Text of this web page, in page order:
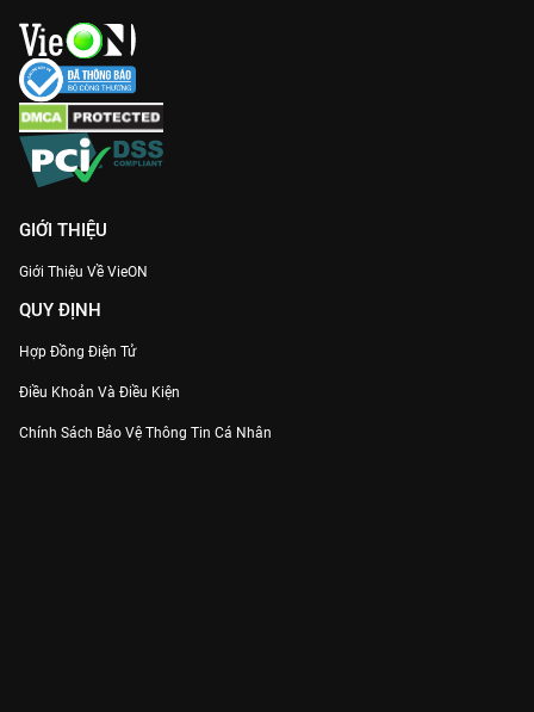
GIỚI THIỆU
Giới Thiệu Về VieON
QUY ĐỊNH
Hợp Đồng Điện Tử
Điều Khoản Và Điều Kiện
Chính Sách Bảo Vệ Thông Tin Cá Nhân